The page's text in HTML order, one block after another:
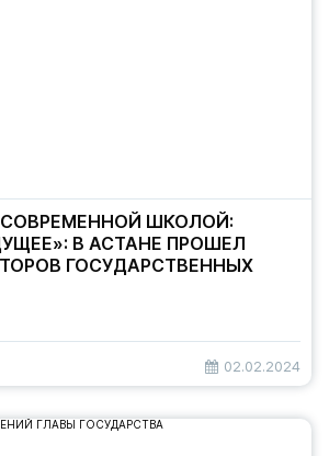
СОВРЕМЕННОЙ ШКОЛОЙ:
В АСТАНЕ ПРОШЕЛ
ГОСУДАРСТВЕННЫХ
02.02.2024